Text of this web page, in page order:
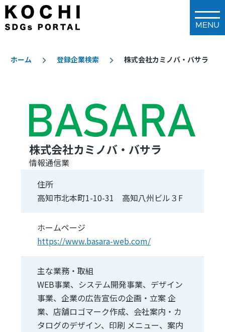
メインコンテンツに移動
く
ホーム 登録企業検索 株式会社カミノバ・バサラ
株式会社カミノバ・バサラ
情報通信業
住所
高知市北本町1-10-31 高知八州ビル３F
ホームページ
https://www.basara-web.com/
主な業務・取組
WEB事業、システム開発事業、デザイン
事業、企業の広告宣伝の企画・立案 企
業、店舗ロゴマーク作成、会社案内・カ
タログのデザイン、印刷 メニュー、案内